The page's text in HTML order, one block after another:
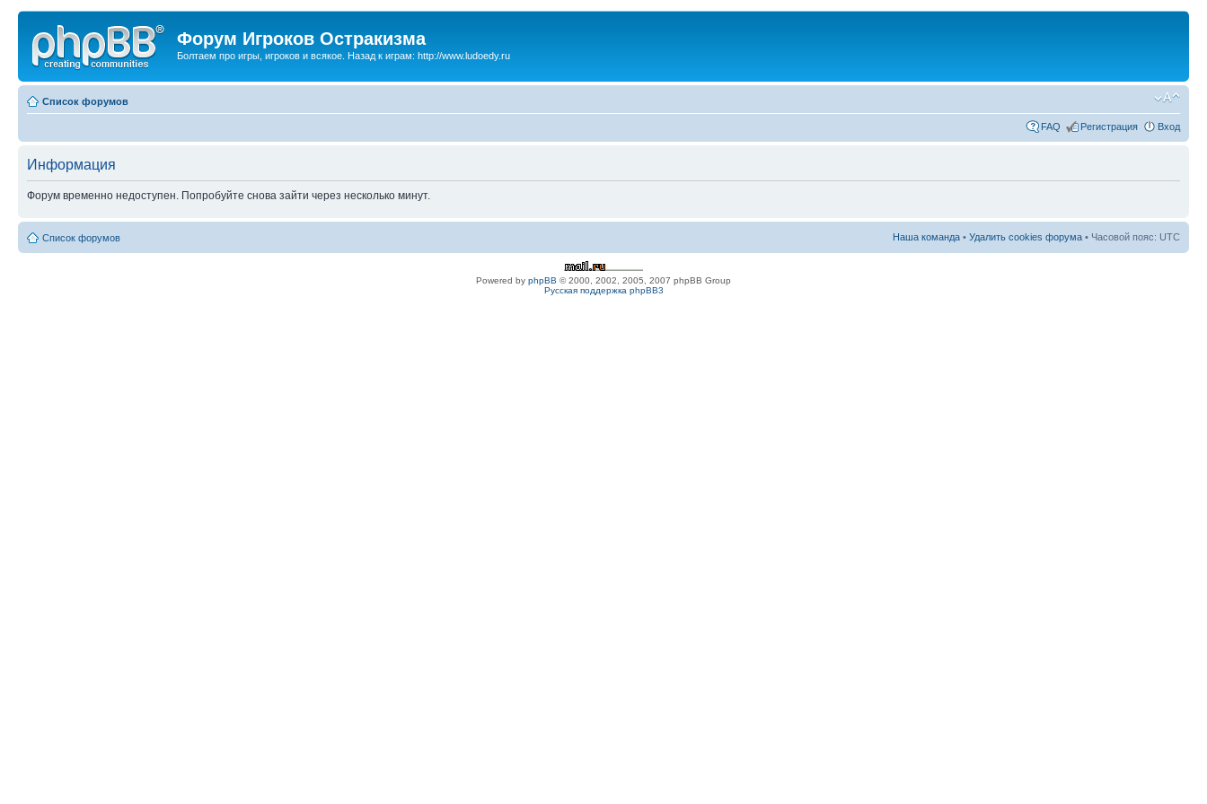
Форум Игроков Остракизма
Болтаем про игры, игроков и всякое. Назад к играм: http://www.ludoedy.ru
Список форумов
FAQ Регистрация Вход
Информация
Форум временно недоступен. Попробуйте снова зайти через несколько минут.
Список форумов Наша команда • Удалить cookies форума • Часовой пояс: UTC
Powered by phpBB © 2000, 2002, 2005, 2007 phpBB Group
Русская поддержка phpBB3